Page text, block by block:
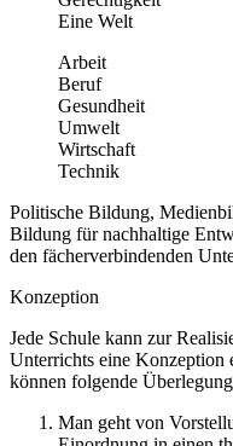
Eine Welt
Arbeit
Beruf
Gesundheit
Umwelt
Wirtschaft
Technik
Politische Bildung,
Bildung für nachhaltige
den fächerverbindenden
Konzeption
Jede Schule kann zur
Unterrichts eine Konzeption
können folgende
Man geht von